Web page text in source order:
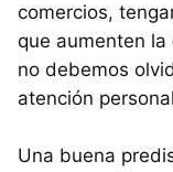
comercios,
que aumenten la
no debemos
atención
Una buena